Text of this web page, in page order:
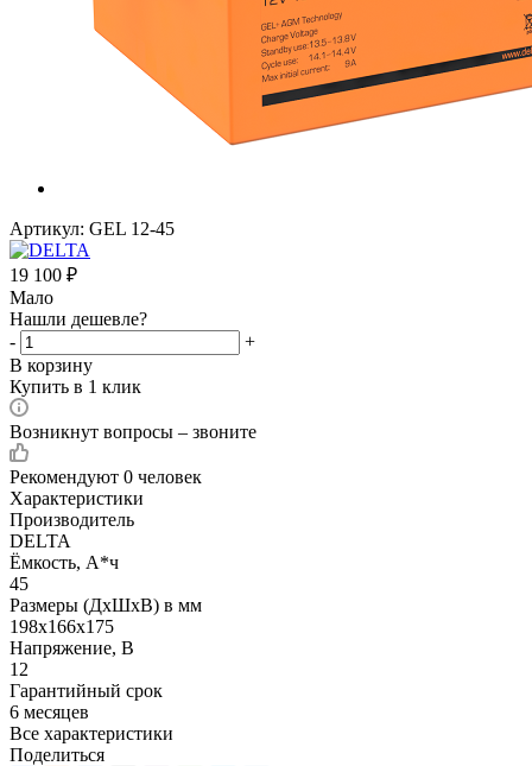
Артикул: GEL 12-45
19 100 ₽
Мало
Нашли дешевле?
-
+
В корзину
Купить в 1 клик
Возникнут вопросы – звоните
Рекомендуют 0 человек
Характеристики
Производитель
DELTA
Ёмкость, А*ч
45
Размеры (ДхШхВ) в мм
198х166х175
Напряжение, В
12
Гарантийный срок
6 месяцев
Все характеристики
Поделиться